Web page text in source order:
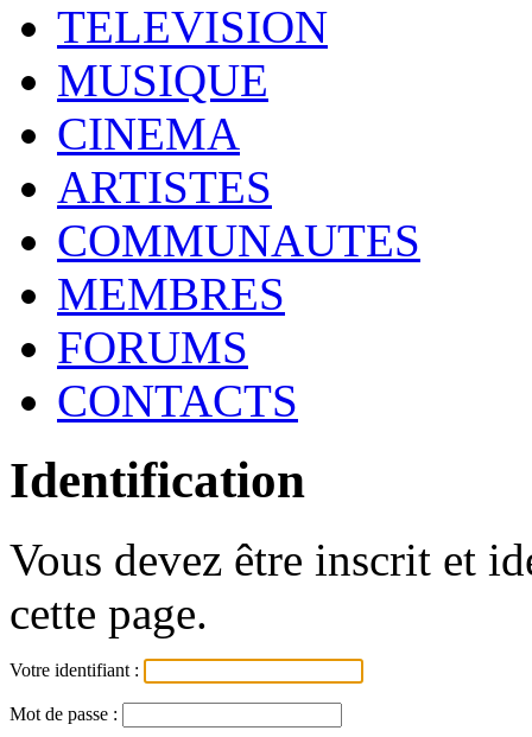
TELEVISION
MUSIQUE
CINEMA
ARTISTES
COMMUNAUTES
MEMBRES
FORUMS
CONTACTS
Identification
Vous devez être inscrit et
cette page.
Votre identifiant :
Mot de passe :